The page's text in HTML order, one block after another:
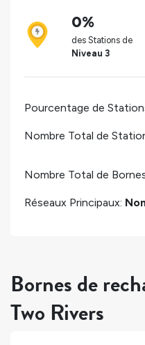
0%
des Stations de
Niveau 3
Pourcentage de
Nombre Total de
Nombre Total de
Réseaux Principaux:
Bornes de
Two Rivers